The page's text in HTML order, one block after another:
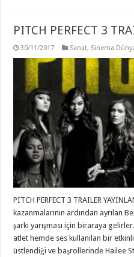
PITCH PERFECT 3
30/11/2017 Sanat, Sinema
PITCH PERFECT 3 TRAILER
kazanmalarının ardından ayrılan
şarkı yarışması için biraraya
atlet hemde ses kullanılan bir
üstlendiği ve başrollerinde Hailee